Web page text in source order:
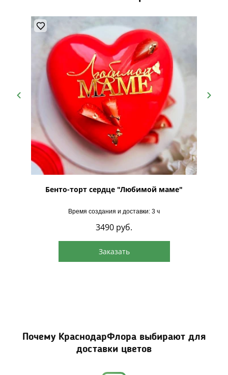
Бенто-торт сердце "Любимой маме"
Время создания и доставки: 3 ч
3490 руб.
Заказать
Почему КраснодарФлора выбирают для
доставки цветов